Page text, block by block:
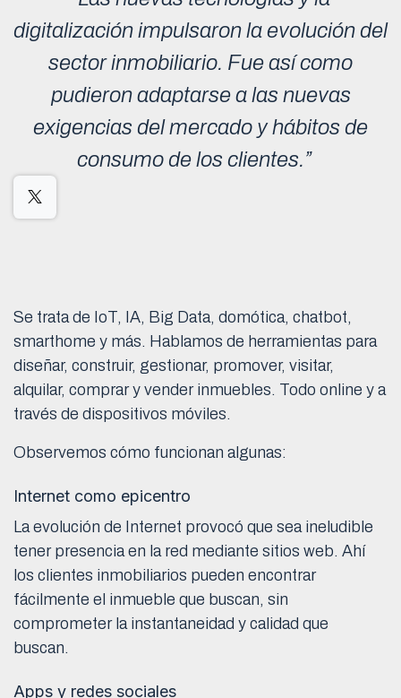
digitalización impulsaron la evolución del
sector inmobiliario. Fue así como
pudieron adaptarse a las nuevas
exigencias del mercado y hábitos de
consumo de los clientes.”
Se trata de IoT, IA, Big Data, domótica, chatbot,
smarthome y más. Hablamos de herramientas para
diseñar, construir, gestionar, promover, visitar,
alquilar, comprar y vender inmuebles. Todo online y a
través de dispositivos móviles.
Observemos cómo funcionan algunas:
Internet como epicentro
La evolución de Internet provocó que sea ineludible
tener presencia en la red mediante sitios web. Ahí
los clientes inmobiliarios pueden encontrar
fácilmente el inmueble que buscan, sin
comprometer la instantaneidad y calidad que
buscan.
Apps y redes sociales